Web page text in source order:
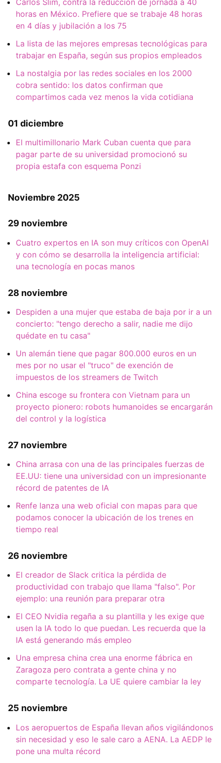
Carlos Slim, contra la reducción de jornada a 40
horas en México. Prefiere que se trabaje 48 horas
en 4 días y jubilación a los 75
La lista de las mejores empresas tecnológicas para
trabajar en España, según sus propios empleados
La nostalgia por las redes sociales en los 2000
cobra sentido: los datos confirman que
compartimos cada vez menos la vida cotidiana
01 diciembre
El multimillonario Mark Cuban cuenta que para
pagar parte de su universidad promocionó su
propia estafa con esquema Ponzi
Noviembre 2025
29 noviembre
Cuatro expertos en IA son muy críticos con OpenAI
y con cómo se desarrolla la inteligencia artificial:
una tecnología en pocas manos
28 noviembre
Despiden a una mujer que estaba de baja por ir a un
concierto: "tengo derecho a salir, nadie me dijo
quédate en tu casa"
Un alemán tiene que pagar 800.000 euros en un
mes por no usar el "truco" de exención de
impuestos de los streamers de Twitch
China escoge su frontera con Vietnam para un
proyecto pionero: robots humanoides se encargarán
del control y la logística
27 noviembre
China arrasa con una de las principales fuerzas de
EE.UU: tiene una universidad con un impresionante
récord de patentes de IA
Renfe lanza una web oficial con mapas para que
podamos conocer la ubicación de los trenes en
tiempo real
26 noviembre
El creador de Slack critica la pérdida de
productividad con trabajo que llama "falso". Por
ejemplo: una reunión para preparar otra
El CEO Nvidia regaña a su plantilla y les exige que
usen la IA todo lo que puedan. Les recuerda que la
IA está generando más empleo
Una empresa china crea una enorme fábrica en
Zaragoza pero contrata a gente china y no
comparte tecnología. La UE quiere cambiar la ley
25 noviembre
Los aeropuertos de España llevan años vigilándonos
sin necesidad y eso le sale caro a AENA. La AEDP le
pone una multa récord